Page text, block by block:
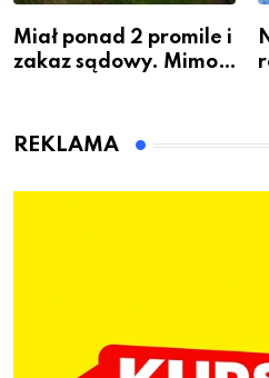
Miał ponad 2 promile i
zakaz sądowy. Mimo
Bolszewie i uderzył w
REKLAMA